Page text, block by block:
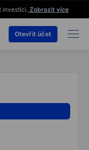
investici. Zobrazit více
Otevřít účet